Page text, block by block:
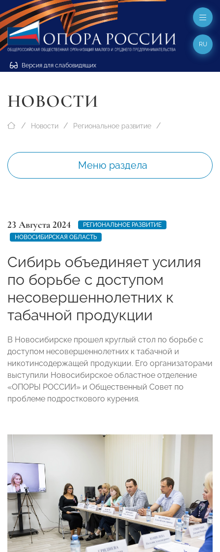
Версия для слабовидящих
RU
НОВОСТИ
Новости Региональное развитие
Меню раздела
23 Августа 2024
РЕГИОНАЛЬНОЕ РАЗВИТИЕ
НОВОСИБИРСКАЯ ОБЛАСТЬ
Сибирь объединяет усилия
по борьбе с доступом
несовершеннолетних к
табачной продукции
В Новосибирске прошел круглый стол по борьбе с
доступом несовершеннолетних к табачной и
никотинсодержащей продукции. Его организаторами
выступили Новосибирское областное отделение
«ОПОРЫ РОССИИ» и Общественный Совет по
проблеме подросткового курения.